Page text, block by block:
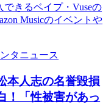
できるベイプ・Vuseの
Musicのイベントや
タニュース
本人志の名誉毀損
！「性被害があっ